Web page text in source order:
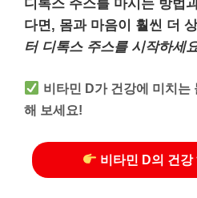
디톡스 주스를 마시는 방법
다면, 몸과 마음이 훨씬 더
터 디톡스 주스를 시작하세
비타민 D가 건강에 미치는
해 보세요!
비타민 D의 건강